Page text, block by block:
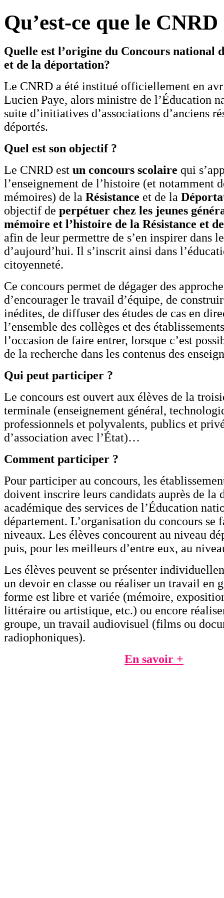
Qu’est-ce que le CNRD
Quelle est l’origine du Concours national
et de la déportation?
Le CNRD a été institué officiellement en
Lucien Paye, alors ministre de l’Éducation
suite d’initiatives d’associations d’anciens
déportés.
Quel est son objectif ?
Le CNRD est un concours scolaire qui
l’enseignement de l’histoire (et notamment
mémoires) de la Résistance et de la
objectif de perpétuer chez les jeunes
mémoire et l’histoire de la Résistance et
afin de leur permettre de s’en inspirer dans
d’aujourd’hui. Il s’inscrit ainsi dans
citoyenneté.
Ce concours permet de dégager des
d’encourager le travail d’équipe, de
inédites, de diffuser des études de cas en
l’ensemble des collèges et des
l’occasion de faire entrer, lorsque c’est
de la recherche dans les contenus des
Qui peut participer ?
Le concours est ouvert aux élèves de la
terminale (enseignement général,
professionnels et polyvalents, publics et
d’association avec l’État)…
Comment participer ?
Pour participer au concours, les
doivent inscrire leurs candidats auprès de la
académique des services de l’Éducation
département. L’organisation du concours se
niveaux. Les élèves concourent au niveau
puis, pour les meilleurs d’entre eux, au
Les élèves peuvent se présenter
un devoir en classe ou réaliser un travail en
forme est libre et variée (mémoire,
littéraire ou artistique, etc.) ou encore
groupe, un travail audiovisuel (films ou
radiophoniques).
En savoir +